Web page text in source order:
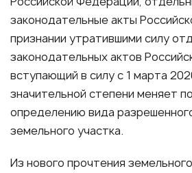
законодательные акты
признании утратившими силу
законодательных актов
вступающий в силу с 1 марта
значительной степени меняет
определению вида
земельного участка.
Из нового прочтения